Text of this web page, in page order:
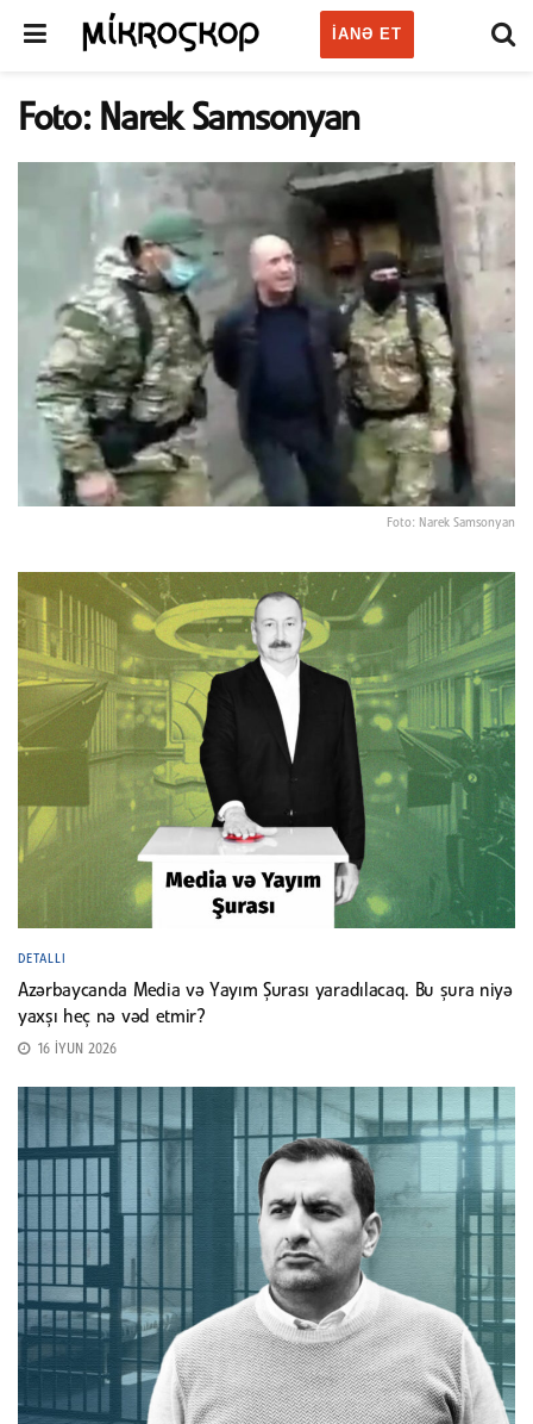
IANƏ ET
Foto: Narek Samsonyan
Foto: Narek Samsonyan
DETALLI
Azərbaycanda Media və Yayım Şurası yaradılacaq. Bu şura niyə
yaxşı heç nə vəd etmir?
16 İYUN 2026